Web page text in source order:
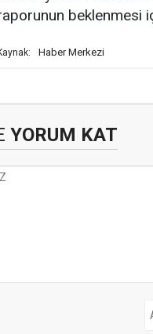
beklenmesi
Haber Merkezi
YORUM KAT